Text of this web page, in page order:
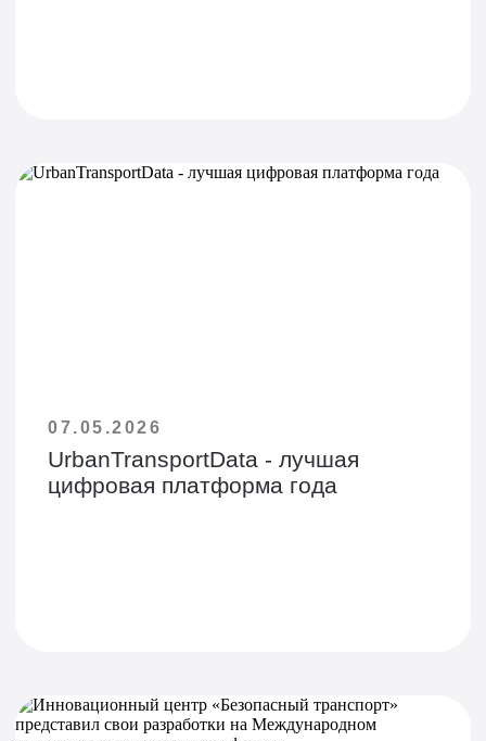
07.05.2026
UrbanTransportData - лучшая
цифровая платформа года